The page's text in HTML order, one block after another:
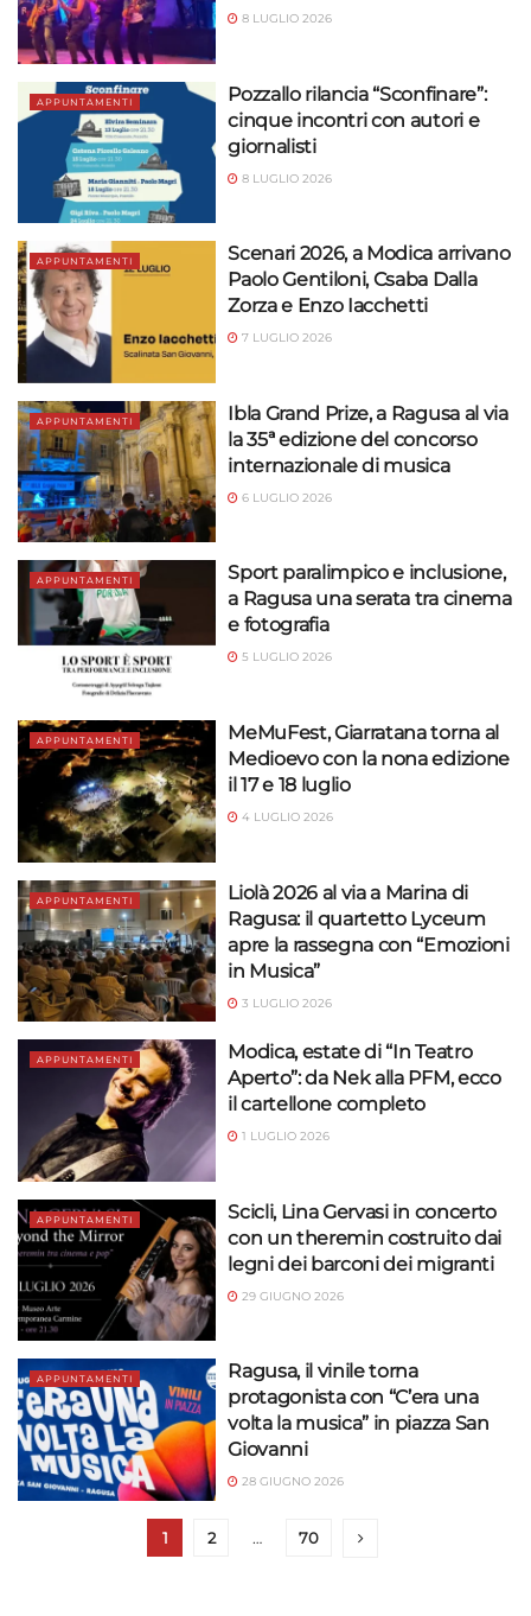
8 LUGLIO 2026
APPUNTAMENTI
Pozzallo rilancia “Sconfinare”:
cinque incontri con autori e
giornalisti
8 LUGLIO 2026
APPUNTAMENTI
Scenari 2026, a Modica arrivano
Paolo Gentiloni, Csaba Dalla
Zorza e Enzo Iacchetti
7 LUGLIO 2026
APPUNTAMENTI
Ibla Grand Prize, a Ragusa al via
la 35ª edizione del concorso
internazionale di musica
6 LUGLIO 2026
APPUNTAMENTI
Sport paralimpico e inclusione,
a Ragusa una serata tra cinema
e fotografia
5 LUGLIO 2026
APPUNTAMENTI
MeMuFest, Giarratana torna al
Medioevo con la nona edizione
il 17 e 18 luglio
4 LUGLIO 2026
APPUNTAMENTI
Liolà 2026 al via a Marina di
Ragusa: il quartetto Lyceum
apre la rassegna con “Emozioni
in Musica”
3 LUGLIO 2026
APPUNTAMENTI
Modica, estate di “In Teatro
Aperto”: da Nek alla PFM, ecco
il cartellone completo
1 LUGLIO 2026
APPUNTAMENTI
Scicli, Lina Gervasi in concerto
con un theremin costruito dai
legni dei barconi dei migranti
29 GIUGNO 2026
APPUNTAMENTI
Ragusa, il vinile torna
protagonista con “C’era una
volta la musica” in piazza San
Giovanni
28 GIUGNO 2026
1 2 … 70